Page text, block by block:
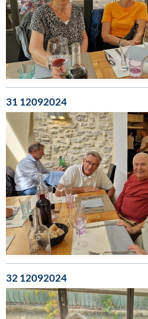
31 12092024
32 12092024